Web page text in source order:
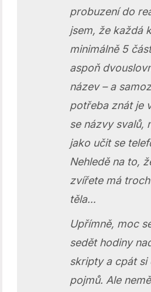
probuzení do
jsem, že každá
minimálně 5
aspoň
název – a
potřeba znát je
se názvy svalů,
jako učit se
Nehledě na to,
zvířete má
těla…
Upřímně, moc
sedět hodiny
skripty a cpát si
pojmů. Ale